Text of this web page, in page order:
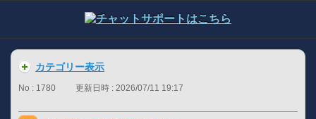
カテゴリー表示
No : 1780 更新日時 : 2026/07/11 19:17